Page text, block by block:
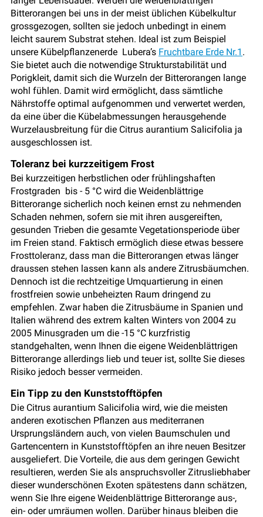
Bitterorangen bei uns in der meist üblichen Kübelkultur
grossgezogen, sollten sie jedoch unbedingt in einem
leicht saurem Substrat stehen. Ideal ist zum Beispiel
unsere Kübelpflanzenerde Lubera’s Fruchtbare Erde Nr.1 .
Sie bietet auch die notwendige Strukturstabilität und
Porigkleit, damit sich die Wurzeln der Bitterorangen lange
wohl fühlen. Damit wird ermöglicht, dass sämtliche
Nährstoffe optimal aufgenommen und verwertet werden,
da eine über die Kübelabmessungen herausgehende
Wurzelausbreitung für die Citrus aurantium Salicifolia ja
ausgeschlossen ist.
Toleranz bei kurzzeitigem Frost
Bei kurzzeitigen herbstlichen oder frühlingshaften
Frostgraden bis - 5 °C wird die Weidenblättrige
Bitterorange sicherlich noch keinen ernst zu nehmenden
Schaden nehmen, sofern sie mit ihren ausgereiften,
gesunden Trieben die gesamte Vegetationsperiode über
im Freien stand. Faktisch ermöglich diese etwas bessere
Frosttoleranz, dass man die Bitterorangen etwas länger
draussen stehen lassen kann als andere Zitrusbäumchen.
Dennoch ist die rechtzeitige Umquartierung in einen
frostfreien sowie unbeheizten Raum dringend zu
empfehlen. Zwar haben die Zitrusbäume in Spanien und
Italien während des extrem kalten Winters von 2004 zu
2005 Minusgraden um die -15 °C kurzfristig
standgehalten, wenn Ihnen die eigene Weidenblättrigen
Bitterorange allerdings lieb und teuer ist, sollte Sie dieses
Risiko jedoch besser vermeiden.
Ein Tipp zu den Kunststofftöpfen
Die Citrus aurantium Salicifolia wird, wie die meisten
anderen exotischen Pflanzen aus mediterranen
Ursprungsländern auch, von vielen Baumschulen und
Gartencentern in Kunststofftöpfen an ihre neuen Besitzer
ausgeliefert. Die Vorteile, die aus dem geringen Gewicht
resultieren, werden Sie als anspruchsvoller Zitrusliebhaber
dieser wunderschönen Exoten spätestens dann schätzen,
wenn Sie Ihre eigene Weidenblättrige Bitterorange aus-,
ein- oder umräumen wollen. Darüber hinaus bleiben die